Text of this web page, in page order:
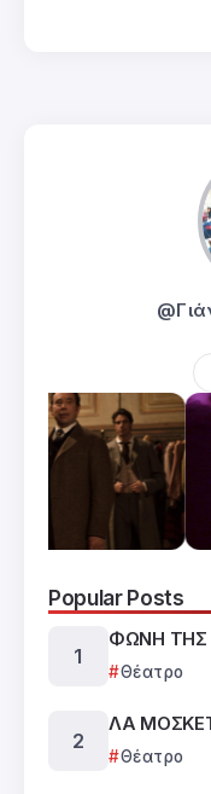
Popular Posts
ΦΩΝΗ ΤΗΣ
Θέατρο
ΛΑ
Θέατρο